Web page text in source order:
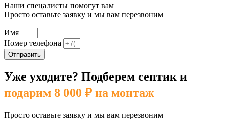
Наши спецалисты помогут вам
Просто оставьте заявку и мы вам перезвоним
Имя
Номер телефона
Отправить
Уже уходите? Подберем септик и
подарим 8 000 ₽ на монтаж
Просто оставьте заявку и мы вам перезвоним